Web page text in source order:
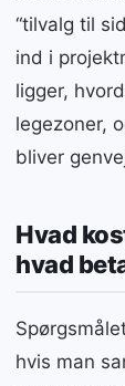
“tilvalg til
ind i
ligger,
legezoner,
bliver
Hvad
hvad
hvis man